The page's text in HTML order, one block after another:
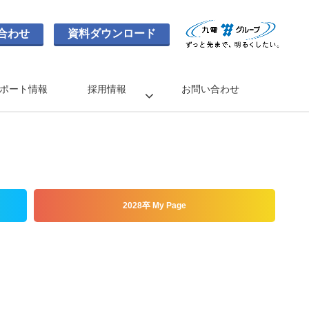
わせ 資料ダウンロード
ート情報 採用情報 お問い合わせ
2028卒 My Page